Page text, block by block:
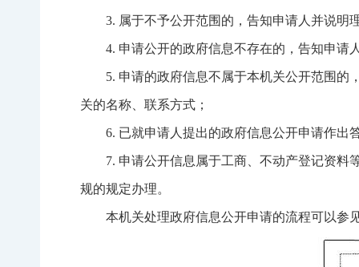
3. 属于不予公开范围的，告知申请人并说明
4. 申请公开的政府信息不存在的，告知申请
5. 申请的政府信息不属于本机关公开范围的
关的名称、联系方式；
6. 已就申请人提出的政府信息公开申请作出
7. 申请公开信息属于工商、不动产登记资料
规的规定办理。
本机关处理政府信息公开申请的流程可以参